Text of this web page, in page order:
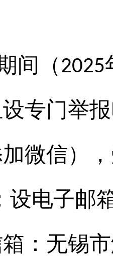
间（2025
专门举
微信）
设电子邮
：无锡